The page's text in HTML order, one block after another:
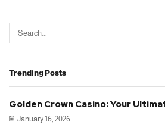
Trending Posts
Golden Crown Casino: Your
January 16, 2026